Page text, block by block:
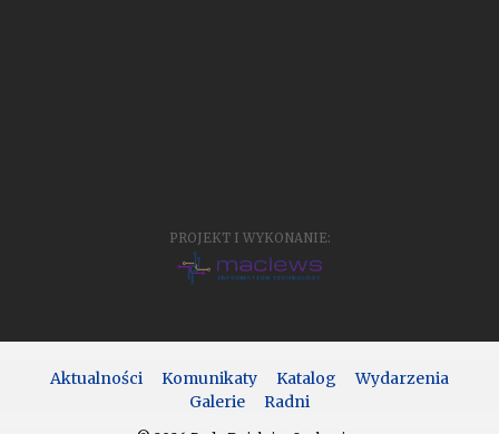
PROJEKT I WYKONANIE:
Aktualności Komunikaty Katalog
Wydarzenia
Galerie
Radni